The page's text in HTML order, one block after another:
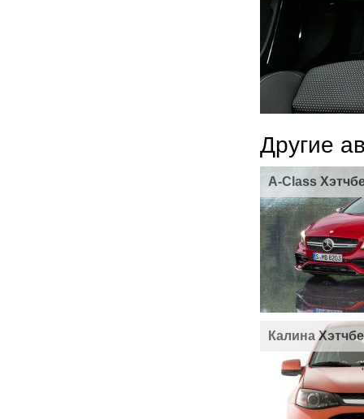
Другие
A-Class
Калина